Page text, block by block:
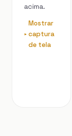
acima.
Mostrar
captura
de tela